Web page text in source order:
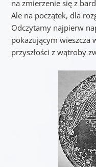
na zmierzenie się z
Ale na początek, dla
Odczytamy najpierw
pokazującym wieszcza
przyszłości z wątroby